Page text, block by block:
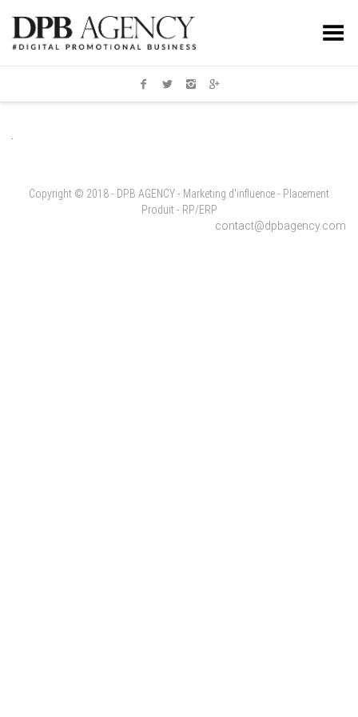
Toggle Menu
Copyright © 2018 - DPB AGENCY - Marketing d'influence - Placement
Produit - RP/ERP
contact@dpbagency.com